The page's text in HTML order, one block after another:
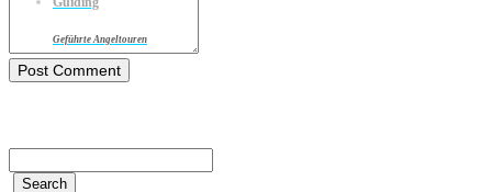
Guiding
Geführte Angeltouren